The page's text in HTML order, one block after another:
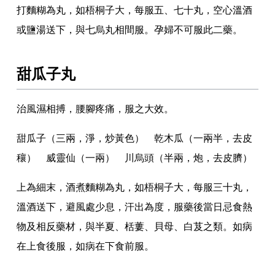
打麵糊為丸 ，如梧桐子大 ，每服五 、七十丸 ， 空心溫酒
或鹽湯送下 ，與七烏丸相間服 。孕婦不可服此二藥。
甜瓜子丸
治風濕相搏 ， 腰腳疼痛 ， 服之大效。
甜瓜子（三兩 ，淨 ，炒黃色） 乾木瓜（一兩半 ，去皮
穰） 威靈仙（一兩） 川烏頭（半兩 ，炮 ，去皮臍）
上為細末 ，酒煮麵糊為丸 ，如梧桐子大 ，每服三十丸 ，
溫酒送下 ，避風處少息 ，汗出為度 ， 服藥後當日忌食熱
物及相反藥材 ，與半夏 、栝蔞 貝母 白芨之類。如病
在上食後服 ，如病在下食前服 。